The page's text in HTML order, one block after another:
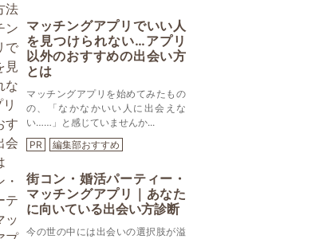
マッチングアプリでいい人
を見つけられない…アプリ
以外のおすすめの出会い方
とは
マッチングアプリを始めてみたもの
の、「なかなかいい人に出会えな
い……」と感じていませんか...
PR
編集部おすすめ
街コン・婚活パーティー・
マッチングアプリ｜あなた
に向いている出会い方診断
今の世の中には出会いの選択肢が溢